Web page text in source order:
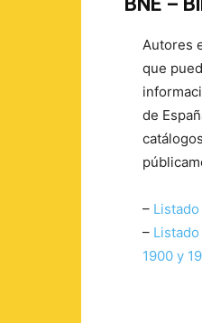
Autores
que
de
–
–
1900 y